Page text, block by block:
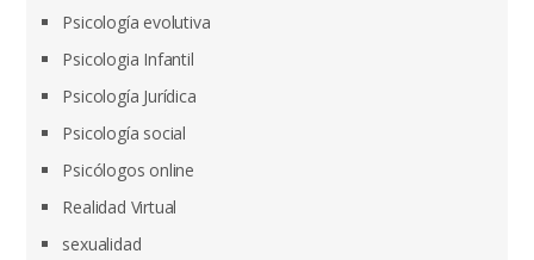
Psicología evolutiva
Psicologia Infantil
Psicología Jurídica
Psicología social
Psicólogos online
Realidad Virtual
sexualidad